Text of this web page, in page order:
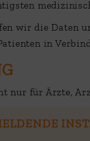
wir die Daten
in
nur für Ärzte,